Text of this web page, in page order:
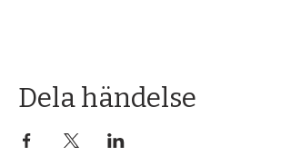
Dela händelse